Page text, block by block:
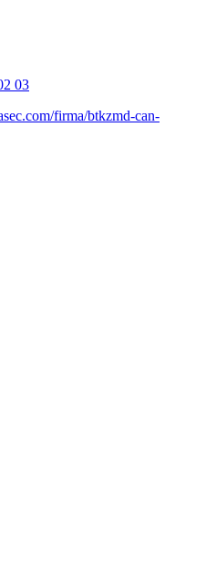
03
firma/btkzmd-can-